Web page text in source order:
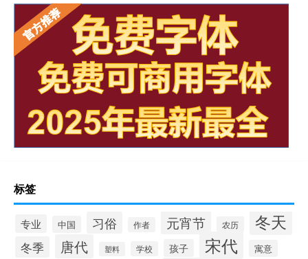
标签
专业 中国 习俗 作者 元宵节 农历 冬天
冬季 唐代 塑料 学校 孩子 宋代 寓意